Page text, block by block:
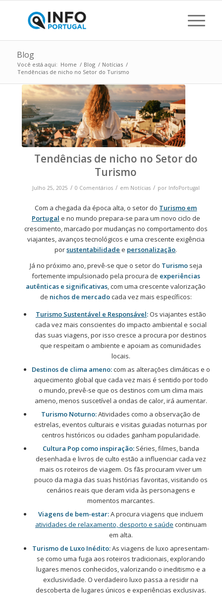
Blog
Você está aqui: Home / Blog / Notícias /
Tendências de nicho no Setor do Turismo
Tendências de nicho no Setor do
Turismo
Julho 25, 2025 / 0 Comentários / em Notícias / por InfoPortugal
Com a chegada da época alta, o setor do Turismo em
Portugal e no mundo prepara-se para um novo ciclo de
crescimento, marcado por mudanças no comportamento dos
viajantes, avanços tecnológicos e uma crescente exigência
porsustentabilidade e personalização.
Já no próximo ano, prevê-se que o setor do Turismoseja
fortemente impulsionado pela procura de experiências
autênticas e significativas, com uma crescente valorização
de nichos de mercadocada vez mais específicos:
Turismo Sustentável e Responsável:Os viajantes estão
cada vez mais conscientes do impacto ambiental e social
das suas viagens, por isso cresce a procura por destinos
que respeitam o ambiente e apoiam as comunidades
locais.
Destinos de clima ameno:com as alterações climáticas e o
aquecimento global que cada vez mais é sentido por todo
o mundo, prevê-se que os destinos com um clima mais
ameno, menos suscetível a ondas de calor, irá aumentar.
Turismo Noturno:Atividades como a observação de
estrelas, eventos culturais e visitas guiadas noturnas por
centros históricos ou cidades ganham popularidade.
Cultura Pop como inspiração:Séries, filmes, banda
desenhada e livros de culto estão a influenciar cada vez
mais os roteiros de viagem. Os fãs procuram viver um
pouco da magia das suas histórias favoritas, visitando os
cenários reais que deram vida às personagens e
momentos marcantes.
Viagens de bem-estar:A procura viagens que incluem
atividades de relaxamento, desporto e saúde continuam
em alta.
Turismo de Luxo Inédito:As viagens de luxo apresentam-
se como uma fuga aos roteiros tradicionais, explorando
lugares menos conhecidos, valorizando o ineditismo e a
exclusividade. O verdadeiro luxo passa a residir na
descoberta de lugares únicos e experiências exclusivas.